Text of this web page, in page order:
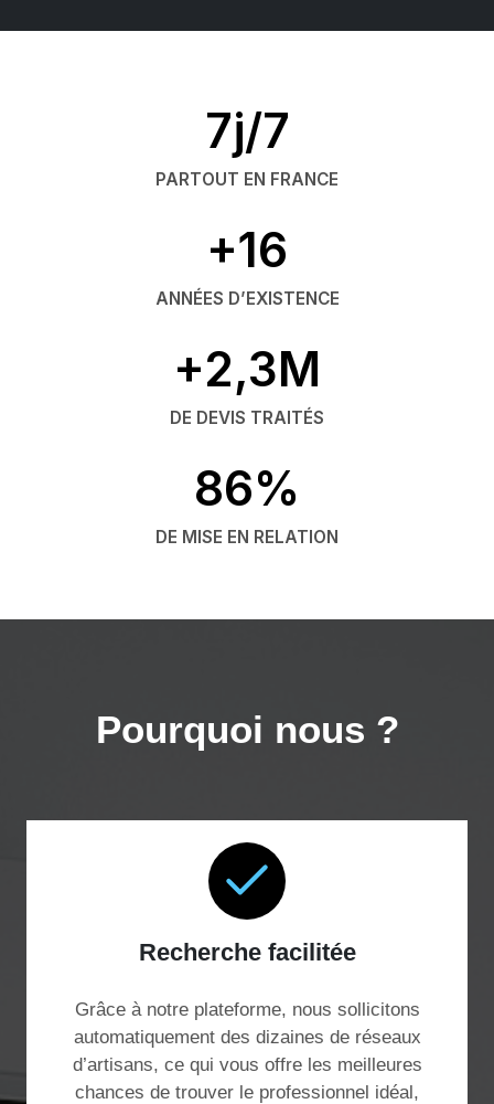
7j/7
PARTOUT EN FRANCE
+16
ANNÉES D’EXISTENCE
+2,3M
DE DEVIS TRAITÉS
86%
DE MISE EN RELATION
Pourquoi nous ?
Recherche facilitée
Grâce à notre plateforme, nous sollicitons
automatiquement des dizaines de réseaux
d’artisans, ce qui vous offre les meilleures
chances de trouver le professionnel idéal,